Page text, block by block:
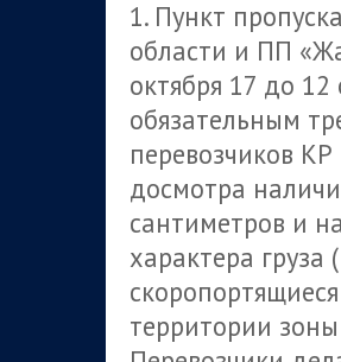
1. Пункт
области и ПП
октября 17 до 12
обязательным
перевозчиков
досмотра
сантиметров и
характера груза
территории